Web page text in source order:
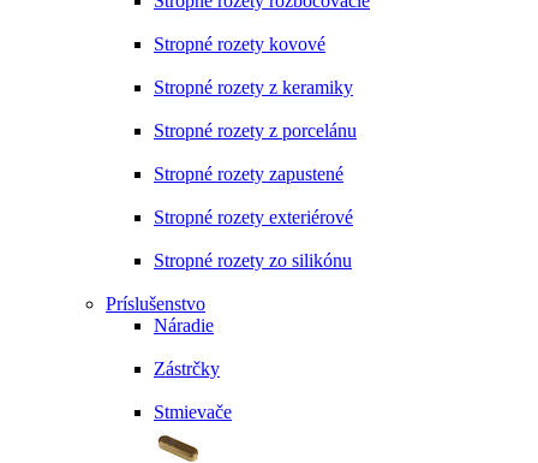
Stropné rozety kovové
Stropné rozety z keramiky
Stropné rozety z porcelánu
Stropné rozety zapustené
Stropné rozety exteriérové
Stropné rozety zo silikónu
Príslušenstvo
Náradie
Zástrčky
Stmievače